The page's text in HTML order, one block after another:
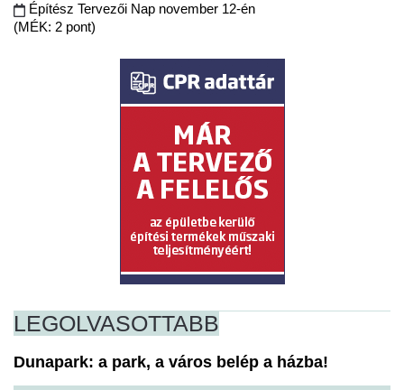
Építész Tervezői Nap november 12-én
(MÉK: 2 pont)
LEGOLVASOTTABB
Dunapark: a park, a város belép a házba!